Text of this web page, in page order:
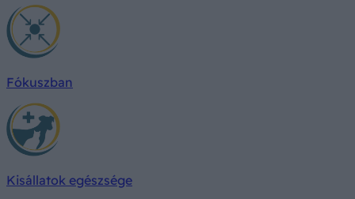
Fókuszban
Kisállatok egészsége